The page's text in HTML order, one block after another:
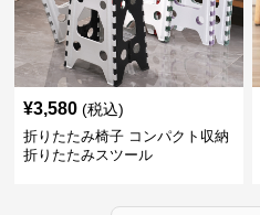
¥3,580 (税込)
折りたたみ椅子 コンパクト収納
折りたたみスツール